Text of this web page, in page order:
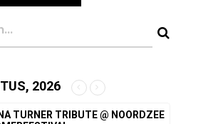
2026
TURNER TRIBUTE @ NOORDZEE